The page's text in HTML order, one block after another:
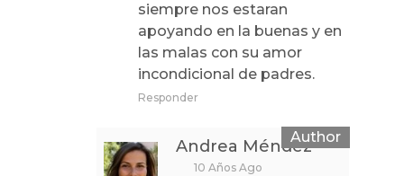
siempre nos estaran
apoyando en la buenas y en
las malas con su amor
incondicional de padres.
Responder
Andrea Méndez
10 Años Ago